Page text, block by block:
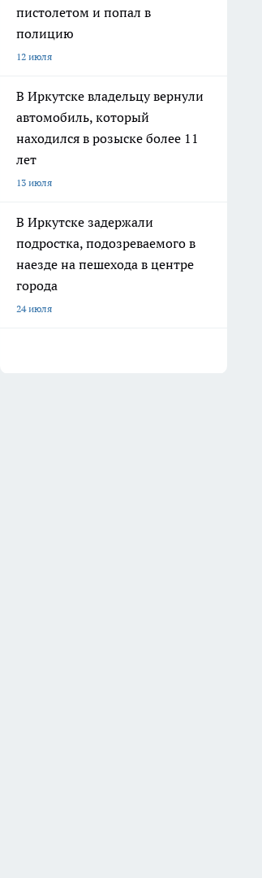
пистолетом и попал в
полицию
12 июля
В Иркутске владельцу вернули
автомобиль, который
находился в розыске более 11
лет
13 июля
В Иркутске задержали
подростка, подозреваемого в
наезде на пешехода в центре
города
24 июля